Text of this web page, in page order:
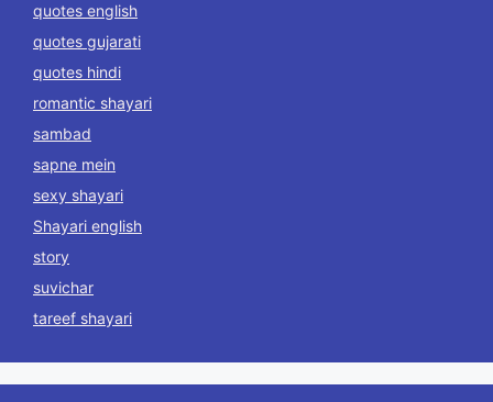
quotes english
quotes gujarati
quotes hindi
romantic shayari
sambad
sapne mein
sexy shayari
Shayari english
story
suvichar
tareef shayari